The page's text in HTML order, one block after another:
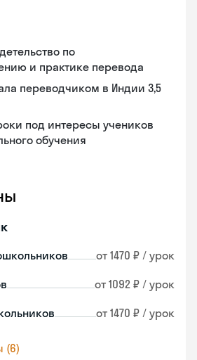
по
и практике перевода
переводчиком в Индии 3,5
под интересы учеников
обучения
от 1470 ₽ / урок
от 1092 ₽ / урок
от 1470 ₽ / урок
(6)